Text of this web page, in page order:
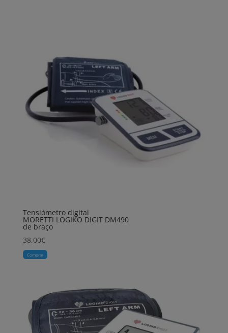
Tensiómetro digital
MORETTI LOGIKO DIGIT DM490
de braço
38,00€
Comprar